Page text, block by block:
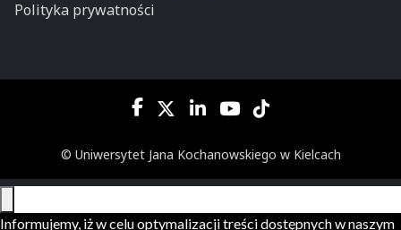
Polityka prywatności
© Uniwersytet Jana Kochanowskiego w Kielcach
Informujemy, iż w celu optymalizacji treści dostępnych w naszym